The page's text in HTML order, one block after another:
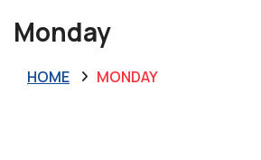
Monday
HOME MONDAY